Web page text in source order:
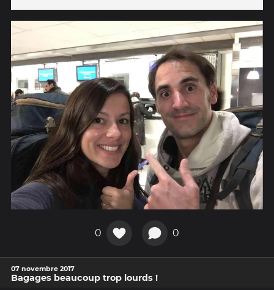
0 0
07 novembre 2017
Bagages beaucoup trop lourds !